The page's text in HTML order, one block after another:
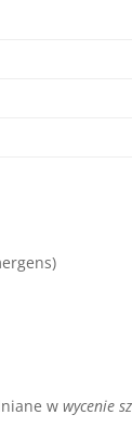
wwycenie